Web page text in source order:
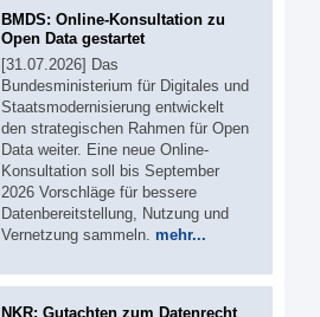
BMDS: Online-Konsultation zu
Open Data gestartet
[31.07.2026] Das
Bundesministerium für Digitales und
Staatsmodernisierung entwickelt
den strategischen Rahmen für Open
Data weiter. Eine neue Online-
Konsultation soll bis September
2026 Vorschläge für bessere
Datenbereitstellung, Nutzung und
Vernetzung sammeln. mehr...
NKR: Gutachten zum Datenrecht